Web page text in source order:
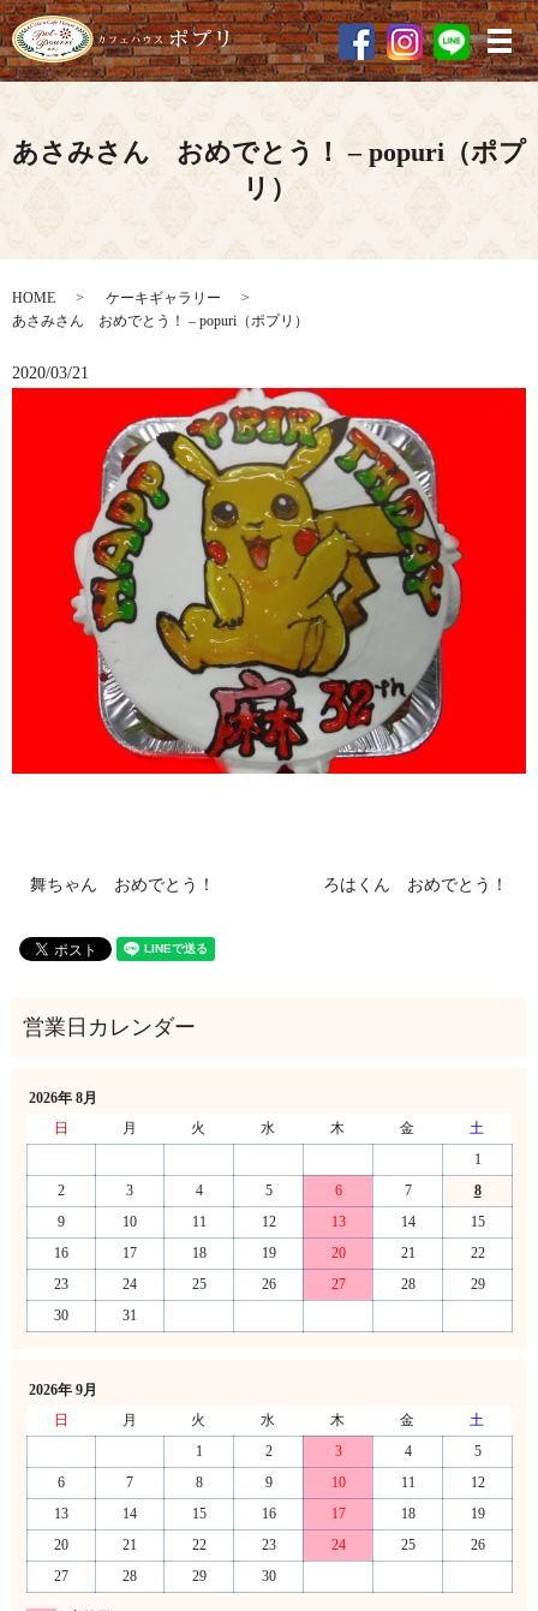
メ
あさみさん おめでとう！ – popuri（ポプ
リ）
HOME
ケーキギャラリー
あさみさん おめでとう！ – popuri（ポプリ）
2020/03/21
舞ちゃん おめでとう！ ろはくん おめでとう！
2026年 8月
日
月 火 水 木 金
土
1
2
3 4 5 6 7
8
9
10 11 12 13 14
15
16
17 18 19 20 21
22
23
24 25 26 27 28
29
30
31
2026年 9月
日
月 火 水 木 金
土
1
2 3 4
5
6
7 8 9 10 11
12
13
14 15 16 17 18
19
20
21 22 23 24 25
26
27
28 29 30